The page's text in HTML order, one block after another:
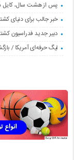
پس از هشت سال،
خبر جالب برای دنیای
دبیر جدید فدراسیون
لیگ حرفه‌ای آمریکا /